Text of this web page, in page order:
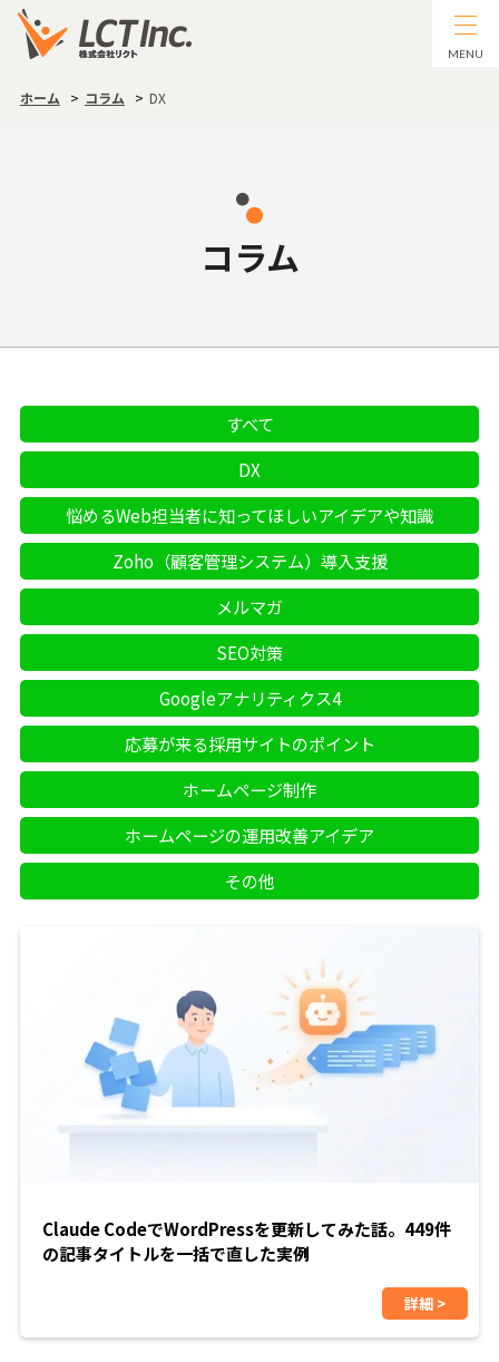
MENU
ホーム コラム DX
コラム
すべて
DX
悩めるWeb担当者に知ってほしいアイデアや知識
Zoho（顧客管理システム）導入支援
メルマガ
SEO対策
Googleアナリティクス4
応募が来る採用サイトのポイント
ホームページ制作
ホームページの運用改善アイデア
その他
Claude CodeでWordPressを更新してみた話。449件
の記事タイトルを一括で直した実例
詳細 >